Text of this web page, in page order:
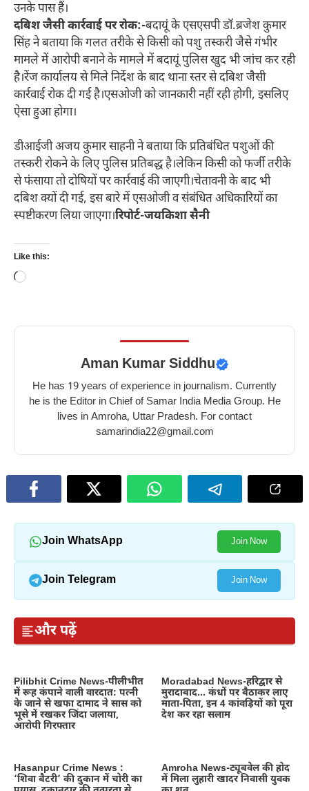
उनके पास हैं।
दबिश जैसी कार्रवाई पर रोक:‌-बदायूं के एसएसपी डॉ.ब्रजेश कुमार
सिंह ने बताया कि गलत तरीके से किसी को पशु तस्करी जैसे गंभीर
मामले में आरोपी बनाने के मामले में बदायूं पुलिस खुद भी जांच कर रही
है।रेंज कार्यालय से मिले निर्देश के बाद थाना स्तर से दबिश जैसी
कार्रवाई रोक दी गई है।एसओजी को जानकारी नहीं रही होगी, इसलिए
ऐसा हुआ होगा।
डीआईजी अजय कुमार साहनी ने बताया कि प्रतिबंधित पशुओं की
तस्करी रोकने के लिए पुलिस प्रतिबद्ध है।लेकिन किसी को फर्जी तरीके
से फंसाया तो दोषियों पर कार्रवाई की जाएगी।चेतावनी के बाद भी
दबिश क्यों दी गई, इस बारे में एसओजी व संबंधित अधिकारियों का
स्पष्टीकरण लिया जाएगा।रिपोर्ट-जयकिशा सैनी
Like this:
Loading…
Aman Kumar Siddhu
He has 19 years of experience in journalism. Currently
he is the Editor in Chief of Samar India Media Group. He
lives in Amroha, Uttar Pradesh. For contact
samarindia22@gmail.com
Join WhatsApp Join Now
Join Telegram Join Now
और पढ़ें
Pilibhit Crime News-पीलीभीत
में रूह कंपाने वाली वारदात: पत्नी
के जाने से खफा दामाद ने सास को
भूसे में रखकर जिंदा जलाया,
आरोपी गिरफ्तार
Moradabad News-हरिद्वार से
मुरादाबाद… कंधों पर बैठाकर लाए
माता-पिता, इन 4 कांवड़ियों को पूरा
देश कर रहा सलाम
Hasanpur Crime News :
‘शिवा बैटरी’ की दुकान में चोरी का
Amroha News-ट्यूबवेल की होद
में मिला लुहारी खादर निवासी युवक